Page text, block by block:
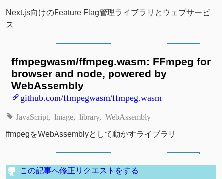
Next.js向けのFeature Flag管理ライブラリとウェブサービ
ス
ffmpegwasm/ffmpeg.wasm: FFmpeg for
browser and node, powered by
WebAssembly
github.com/ffmpegwasm/ffmpeg.wasm
JavaScript Image library WebAssembly
ffmpegをWebAssemblyとして動かすライブラリ
この記事へ修正リクエストをする